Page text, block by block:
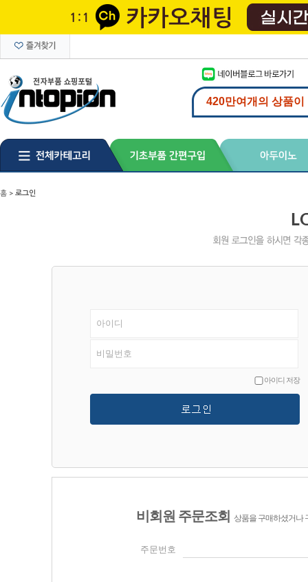
홈 > 로그인
아이디 저장
비회원 주문조회 상품을 구매하셨거나
주문번호